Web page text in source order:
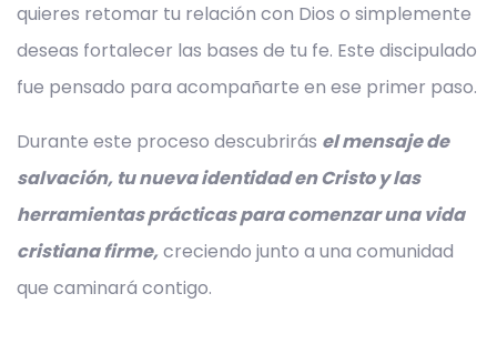
quieres retomar tu relación con Dios o simplemente
deseas fortalecer las bases de tu fe. Este discipulado
fue pensado para acompañarte en ese primer paso.
Durante este proceso descubrirás el mensaje de
salvación, tu nueva identidad en Cristo y las
herramientas prácticas para comenzar una vida
cristiana firme,creciendo junto a una comunidad
que caminará contigo.